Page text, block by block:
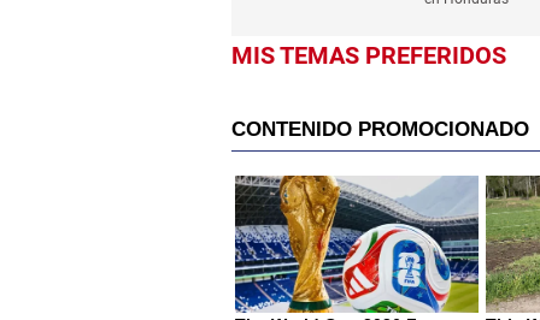
MIS TEMAS PREFERIDOS